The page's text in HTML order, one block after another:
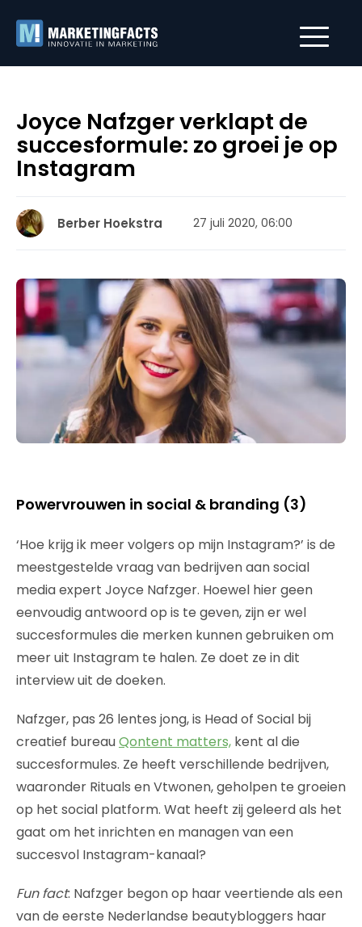
Joyce Nafzger verklapt de
succesformule: zo groei je op
Instagram
Berber Hoekstra 27 juli 2020, 06:00
Powervrouwen in social & branding (3)
‘Hoe krijg ik meer volgers op mijn Instagram?’ is de
meestgestelde vraag van bedrijven aan social
media expert Joyce Nafzger. Hoewel hier geen
eenvoudig antwoord op is te geven, zijn er wel
succesformules die merken kunnen gebruiken om
meer uit Instagram te halen. Ze doet ze in dit
interview uit de doeken.
Nafzger, pas 26 lentes jong, is Head of Social bij
creatief bureauQontent matters, kent al die
succesformules. Ze heeft verschillende bedrijven,
waaronder Rituals en Vtwonen, geholpen te groeien
op het social platform. Wat heeft zij geleerd als het
gaat om het inrichten en managen van een
succesvol Instagram-kanaal?
Fun fact: Nafzger begon op haar veertiende als een
van de eerste Nederlandse beautybloggers haar